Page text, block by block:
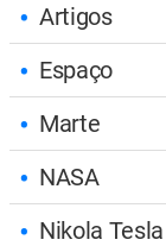
Artigos
Espaço
Marte
NASA
Nikola Tesla